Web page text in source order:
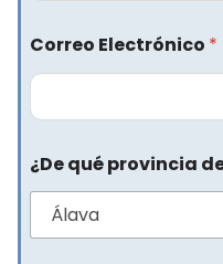
Correo Electrónico *
¿De qué provincia